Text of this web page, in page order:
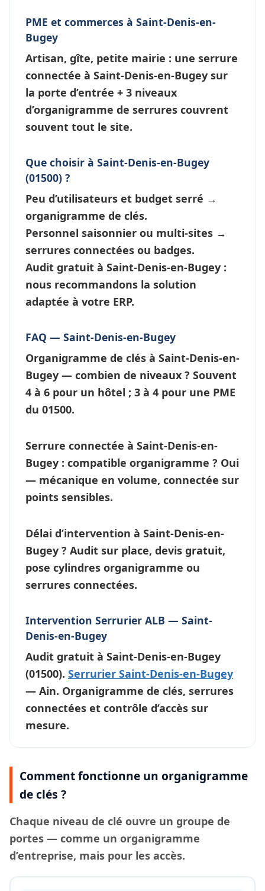
PME et commerces à Saint-Denis-en-
Bugey
Artisan, gîte, petite mairie : une serrure
connectée à Saint-Denis-en-Bugey sur
la porte d’entrée + 3 niveaux
d’organigramme de serrures couvrent
souvent tout le site.
Que choisir à Saint-Denis-en-Bugey
(01500) ?
Peu d’utilisateurs et budget serré →
organigramme de clés.
Personnel saisonnier ou multi-sites →
serrures connectées ou badges.
Audit gratuit à Saint-Denis-en-Bugey :
nous recommandons la solution
adaptée à votre ERP.
FAQ — Saint-Denis-en-Bugey
Organigramme de clés à Saint-Denis-en-
Bugey — combien de niveaux ? Souvent
4 à 6 pour un hôtel ; 3 à 4 pour une PME
du 01500.
Serrure connectée à Saint-Denis-en-
Bugey : compatible organigramme ? Oui
— mécanique en volume, connectée sur
points sensibles.
Délai d’intervention à Saint-Denis-en-
Bugey ? Audit sur place, devis gratuit,
pose cylindres organigramme ou
serrures connectées.
Intervention Serrurier ALB — Saint-
Denis-en-Bugey
Audit gratuit à Saint-Denis-en-Bugey
(01500). Serrurier Saint-Denis-en-Bugey
— Ain. Organigramme de clés, serrures
connectées et contrôle d’accès sur
mesure.
Comment fonctionne un organigramme
de clés ?
Chaque niveau de clé ouvre un groupe de
portes — comme un organigramme
d’entreprise, mais pour les accès.